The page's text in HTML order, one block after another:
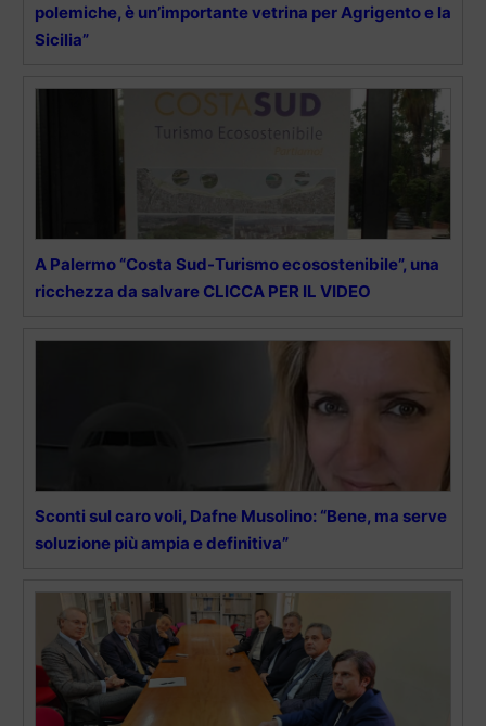
polemiche, è un’importante vetrina per Agrigento e la
Sicilia”
A Palermo “Costa Sud-Turismo ecosostenibile”, una
ricchezza da salvare CLICCA PER IL VIDEO
Sconti sul caro voli, Dafne Musolino: “Bene, ma serve
soluzione più ampia e definitiva”